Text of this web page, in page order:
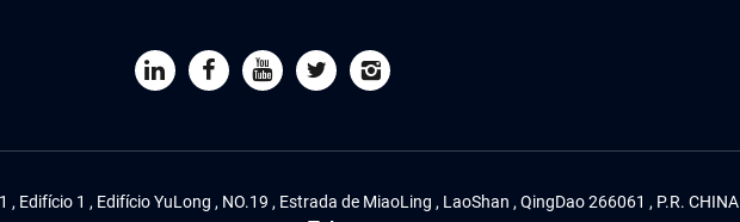
, Edifício 1 , Edifício YuLong , NO.19 , Estrada de MiaoLing , LaoShan , QingDao 266061 , P.R. CHINA